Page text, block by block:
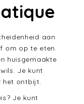
aan
om op te eten.
huisgemaakte
Je kunt
het ontbijt.
Je kunt